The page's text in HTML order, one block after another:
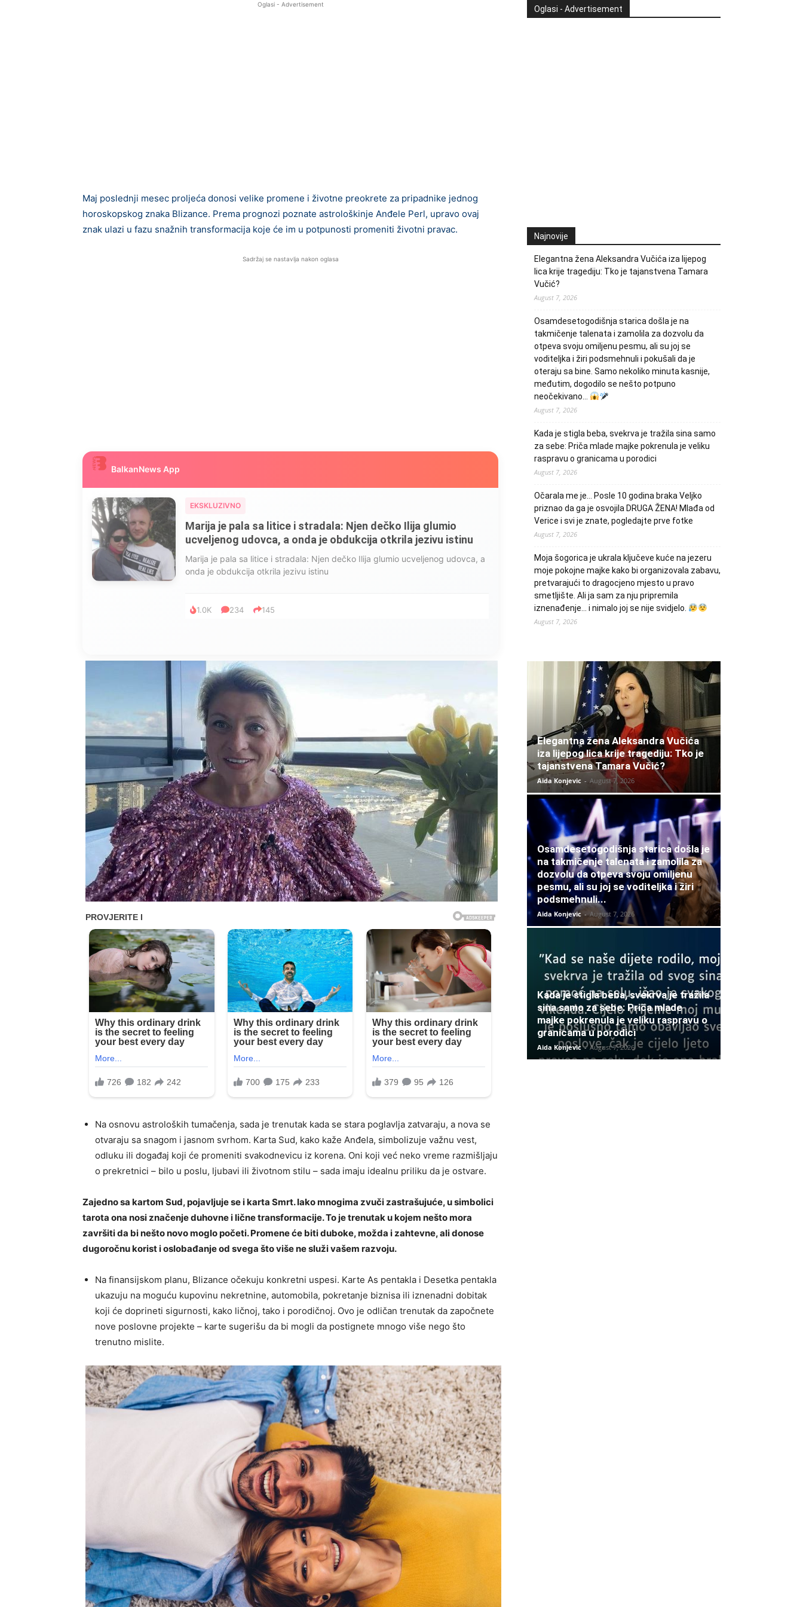
Oglasi - Advertisement
Maj poslednji mesec proljeća donosi velike promene i životne preokrete za pripadnike jednog
horoskopskog znaka Blizance. Prema prognozi poznate astrološkinje Anđele Perl, upravo ovaj
znak ulazi u fazu snažnih transformacija koje će im u potpunosti promeniti životni pravac.
Sadržaj se nastavlja nakon oglasa
BalkanNews App
EKSKLUZIVNO
Marija je pala sa litice i stradala: Njen dečko Ilija glumio
ucveljenog udovca, a onda je obdukcija otkrila jezivu istinu
Marija je pala sa litice i stradala: Njen dečko Ilija glumio ucveljenog udovca, a
onda je obdukcija otkrila jezivu istinu
1.0K 234 145
Na osnovu astroloških tumačenja, sada je trenutak kada se stara poglavlja zatvaraju, a nova se
otvaraju sa snagom i jasnom svrhom. Karta Sud, kako kaže Anđela, simbolizuje važnu vest,
odluku ili događaj koji će promeniti svakodnevicu iz korena. Oni koji već neko vreme razmišljaju
o prekretnici – bilo u poslu, ljubavi ili životnom stilu – sada imaju idealnu priliku da je ostvare.
Zajedno sa kartom Sud, pojavljuje se i karta Smrt. Iako mnogima zvuči zastrašujuće, u simbolici
tarota ona nosi značenje duhovne i lične transformacije. To je trenutak u kojem nešto mora
završiti da bi nešto novo moglo početi. Promene će biti duboke, možda i zahtevne, ali donose
dugoročnu korist i oslobađanje od svega što više ne služi vašem razvoju.
Na finansijskom planu, Blizance očekuju konkretni uspesi. Karte As pentakla i Desetka pentakla
ukazuju na moguću kupovinu nekretnine, automobila, pokretanje biznisa ili iznenadni dobitak
koji će doprineti sigurnosti, kako ličnoj, tako i porodičnoj. Ovo je odličan trenutak da započnete
nove poslovne projekte – karte sugerišu da bi mogli da postignete mnogo više nego što
trenutno mislite.
Oglasi - Advertisement
Najnovije
Elegantna žena Aleksandra Vučića iza lijepog
lica krije tragediju: Tko je tajanstvena Tamara
Vučić?
August 7, 2026
Osamdesetogodišnja starica došla je na
takmičenje talenata i zamolila za dozvolu da
otpeva svoju omiljenu pesmu, ali su joj se
voditeljka i žiri podsmehnuli i pokušali da je
oteraju sa bine. Samo nekoliko minuta kasnije,
međutim, dogodilo se nešto potpuno
neočekivano…
August 7, 2026
Kada je stigla beba, svekrva je tražila sina samo
za sebe: Priča mlade majke pokrenula je veliku
raspravu o granicama u porodici
August 7, 2026
Očarala me je… Posle 10 godina braka Veljko
priznao da ga je osvojila DRUGA ŽENA! Mlađa od
Verice i svi je znate, pogledajte prve fotke
August 7, 2026
Moja šogorica je ukrala ključeve kuće na jezeru
moje pokojne majke kako bi organizovala zabavu,
pretvarajući to dragocjeno mjesto u pravo
smetljište. Ali ja sam za nju pripremila
iznenađenje… i nimalo joj se nije svidjelo.
August 7, 2026
Elegantna žena Aleksandra Vučića
iza lijepog lica krije tragediju: Tko je
tajanstvena Tamara Vučić?
Aida Konjevic - August 7, 2026
Osamdesetogodišnja starica došla je
na takmičenje talenata i zamolila za
dozvolu da otpeva svoju omiljenu
pesmu, ali su joj se voditeljka i žiri
podsmehnuli...
Aida Konjevic - August 7, 2026
Kada je stigla beba, svekrva je tražila
sina samo za sebe: Priča mlade
majke pokrenula je veliku raspravu o
granicama u porodici
Aida Konjevic - August 7, 2026